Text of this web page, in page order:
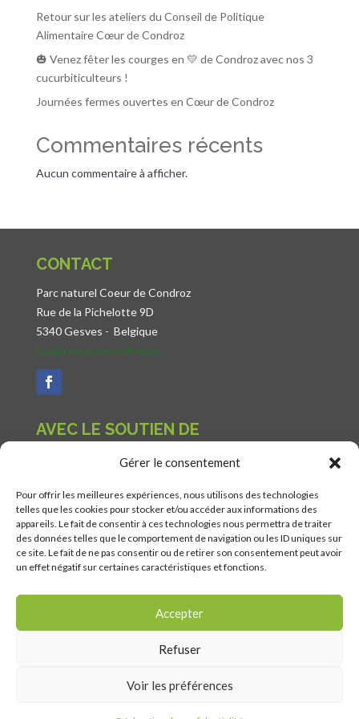
Gérer le consentement
Pour offrir les meilleures expériences, nous utilisons des technologies
telles que les cookies pour stocker et/ou accéder aux informations des
appareils. Le fait de consentir à ces technologies nous permettra de traiter
des données telles que le comportement de navigation ou les ID uniques sur
ce site. Le fait de ne pas consentir ou de retirer son consentement peut avoir
un effet négatif sur certaines caractéristiques et fonctions.
Accepter
Refuser
Voir les préférences
Retour sur les ateliers du Conseil de Politique
Alimentaire Cœur de Condroz
🎃 Venez fêter les courges en 💛 de Condroz avec nos 3
cucurbiticulteurs !
Journées fermes ouvertes en Cœur de Condroz
Commentaires récents
Aucun commentaire à afficher.
CONTACT
Parc naturel Coeur de Condroz
Rue de la Pichelotte 9D
5340 Gesves - Belgique
cpa@coeurdecondroz.be
AVEC LE SOUTIEN DE